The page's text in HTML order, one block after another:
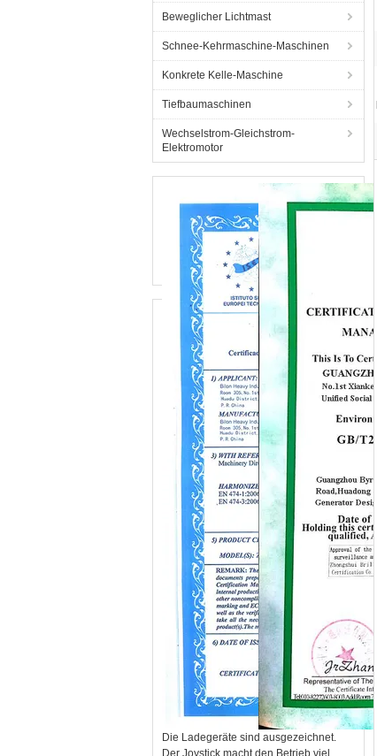
Beweglicher Lichtmast
Schnee-Kehrmaschine-Maschinen
Konkrete Kelle-Maschine
Tiefbaumaschinen
Wechselstrom-Gleichstrom-
Elektromotor
Die Ladegeräte sind ausgezeichnet.
Der Joystick macht den Betrieb viel